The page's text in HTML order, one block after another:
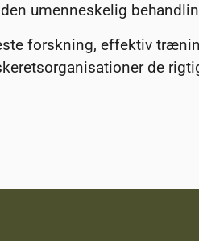
umenneskelig
forskning, effektiv
de